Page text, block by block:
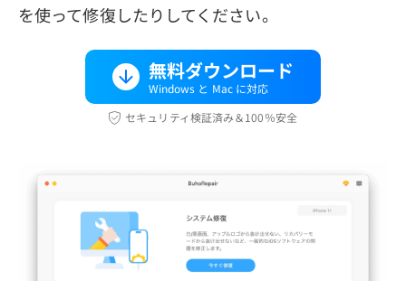
を使って修復したりしてください。
無料ダウンロード
Windows と Mac に対応
セキュリティ検証済み＆100％安全